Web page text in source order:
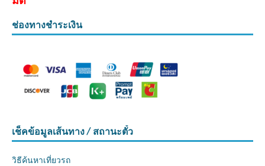
ช่องทางชำระเงิน
เช็คข้อมูลเส้นทาง / สถานะตั๋ว
วิธีค้นหาเที่ยวรถ